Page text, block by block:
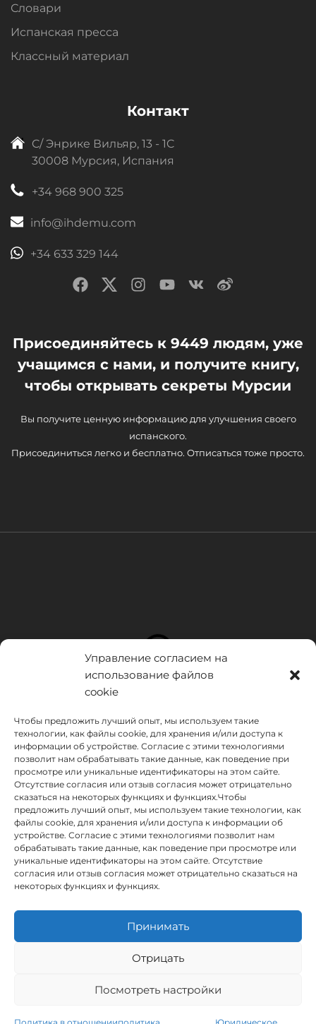
Управление согласием на
использование файлов
cookie
Чтобы предложить лучший опыт, мы используем такие
технологии, как файлы cookie, для хранения и/или доступа к
информации об устройстве. Согласие с этими технологиями
позволит нам обрабатывать такие данные, как поведение при
просмотре или уникальные идентификаторы на этом сайте.
Отсутствие согласия или отзыв согласия может отрицательно
сказаться на некоторых функциях и функциях.Чтобы
предложить лучший опыт, мы используем такие технологии, как
файлы cookie, для хранения и/или доступа к информации об
устройстве. Согласие с этими технологиями позволит нам
обрабатывать такие данные, как поведение при просмотре или
уникальные идентификаторы на этом сайте. Отсутствие
согласия или отзыв согласия может отрицательно сказаться на
некоторых функциях и функциях.
Принимать
Отрицать
Посмотреть настройки
Словари
Испанская пресса
Классный материал
Контакт
C/ Энрике Вильяр, 13 - 1C
30008 Мурсия, Испания
+34 968 900 325
info@ihdemu.com
+34 633 329 144
Присоединяйтесь к 9449 людям, уже
учащимся с нами, и получите книгу,
чтобы открывать секреты Мурсии
Вы получите ценную информацию для улучшения своего
испанского.
Присоединиться легко и бесплатно. Отписаться тоже просто.
INSTITUTO HISPANICO DE MURCIA, SOCIEDAD LIMITADA был
бенефициаром Европейского фонда регионального развития,
целью которого является развитие использования и качества
информационных и коммуникационных технологий и их
доступности, и благодаря которому он внедрил следующие
решения: присутствие в Интернете через его Веб-сайт.
поддержана Программой TIC Cámaras, Камарой Мурсии.
Политика конфиденциальности
Условия бронирования